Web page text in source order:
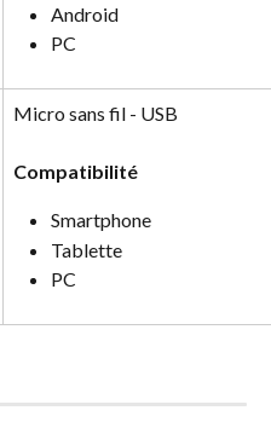
Android
PC
Micro sans fil - USB
Compatibilité
Smartphone
Tablette
PC